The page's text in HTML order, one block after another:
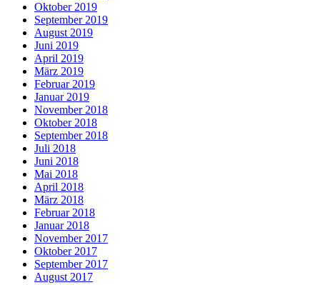
Oktober 2019
September 2019
August 2019
Juni 2019
April 2019
März 2019
Februar 2019
Januar 2019
November 2018
Oktober 2018
September 2018
Juli 2018
Juni 2018
Mai 2018
April 2018
März 2018
Februar 2018
Januar 2018
November 2017
Oktober 2017
September 2017
August 2017